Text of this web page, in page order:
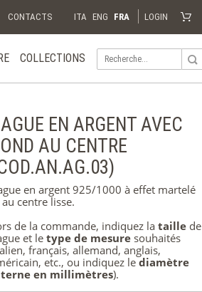
Panier
Votre panier est vide
LOGIN
ITA ENG FRA
CONTACTS
COLLECTIONS
LES
ANNEAUX
DE
MARIAGE
ARGENT
ORO
EN ARGENT AVEC
AU CENTRE
en argent 925/1000 à effet martelé
centre lisse.
de la commande, indiquez lataille de
et letype de mesure souhaités
français, allemand, anglais,
etc., ou indiquez le diamètre
en millimètres).